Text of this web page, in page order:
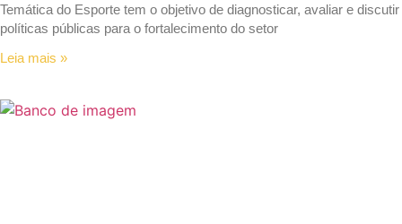
Temática do Esporte tem o objetivo de diagnosticar, avaliar e discutir
políticas públicas para o fortalecimento do setor
Leia mais »